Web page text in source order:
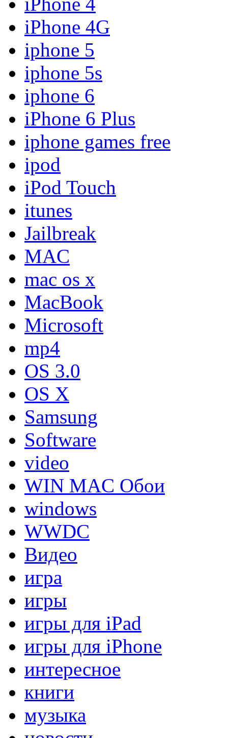
iPhone 4G
iphone 5
iphone 5s
iphone 6
iPhone 6 Plus
iphone games free
ipod
iPod Touch
itunes
Jailbreak
MAC
mac os x
MacBook
Microsoft
mp4
OS 3.0
OS X
Samsung
Software
video
WIN MAC Обои
windows
WWDC
Видео
игра
игры
игры для iPad
игры для iPhone
интересное
книги
музыка